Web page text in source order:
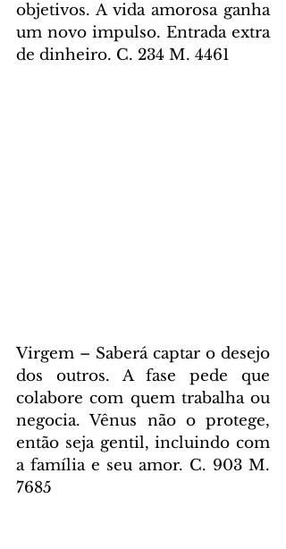
objetivos. A vida amorosa ganha
um novo impulso. Entrada extra
de dinheiro. C. 234 M. 4461
Virgem – Saberá captar o desejo
dos outros. A fase pede que
colabore com quem trabalha ou
negocia. Vênus não o protege,
então seja gentil, incluindo com
a família e seu amor. C. 903 M.
7685